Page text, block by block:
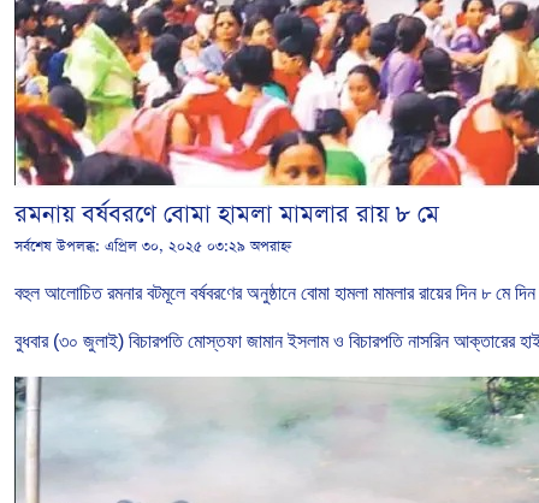
রমনায় বর্ষবরণে বোমা হামলা মামলার রায় ৮ মে
সর্বশেষ উপলব্ধ: এপ্রিল ৩০, ২০২৫ ০৩:২৯ অপরাহ্ন
বহুল আলোচিত রমনার বটমূলে বর্ষবরণের অনুষ্ঠানে বোমা হামলা মামলার রায়ের দিন ৮ মে দিন
বুধবার (৩০ জুলাই) বিচারপতি মোস্তফা জামান ইসলাম ও বিচারপতি নাসরিন আক্তারের